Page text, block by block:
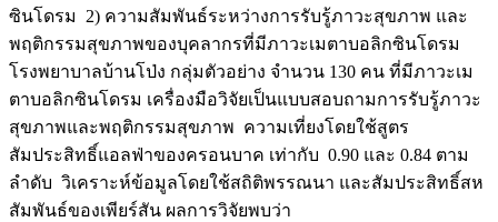
ซินโดรม 2) ความสัมพันธ์ระหว่างการรับรู้ภาวะสุขภาพ และ
พฤติกรรมสุขภาพของบุคลากรที่มีภาวะเมตาบอลิกซินโดรม
โรงพยาบาลบ้านโป่ง กลุ่มตัวอย่าง จำนวน 130 คน ที่มีภาวะเม
ตาบอลิกซินโดรม เครื่องมือวิจัยเป็นแบบสอบถามการรับรู้ภาวะ
สุขภาพและพฤติกรรมสุขภาพ ความเที่ยงโดยใช้สูตร
สัมประสิทธิ์แอลฟ่าของครอนบาค เท่ากับ 0.90 และ 0.84 ตาม
ลำดับ วิเคราะห์ข้อมูลโดยใช้สถิติพรรณนา และสัมประสิทธิ์สห
สัมพันธ์ของเพียร์สัน ผลการวิจัยพบว่า